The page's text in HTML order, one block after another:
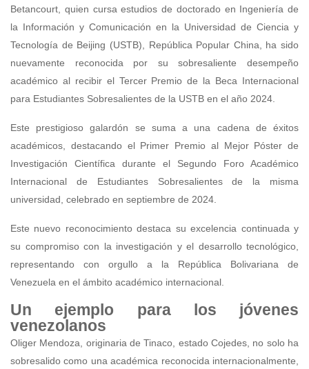
Betancourt, quien cursa estudios de doctorado en Ingeniería de
la Información y Comunicación en la Universidad de Ciencia y
Tecnología de Beijing (USTB), República Popular China, ha sido
nuevamente reconocida por su sobresaliente desempeño
académico al recibir el Tercer Premio de la Beca Internacional
para Estudiantes Sobresalientes de la USTB en el año 2024.
Este prestigioso galardón se suma a una cadena de éxitos
académicos, destacando el Primer Premio al Mejor Póster de
Investigación Científica durante el Segundo Foro Académico
Internacional de Estudiantes Sobresalientes de la misma
universidad, celebrado en septiembre de 2024.
Este nuevo reconocimiento destaca su excelencia continuada y
su compromiso con la investigación y el desarrollo tecnológico,
representando con orgullo a la República Bolivariana de
Venezuela en el ámbito académico internacional.
Un ejemplo para los jóvenes
venezolanos
Oliger Mendoza, originaria de Tinaco, estado Cojedes, no solo ha
sobresalido como una académica reconocida internacionalmente,